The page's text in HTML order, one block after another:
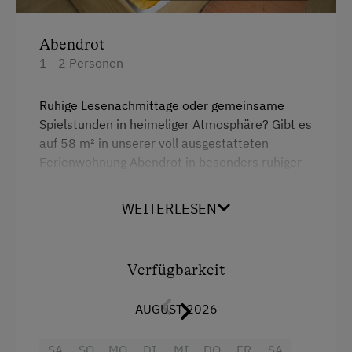
Doppelbett
Abendrot
1 - 2 Personen
Ruhige Lesenachmittage oder gemeinsame
Spielstunden in heimeliger Atmosphäre? Gibt es
auf 58 m² in unserer voll ausgestatteten
Ferienwohnung Abendrot in besonders ruhiger
Ein großes Schlafzimmer, Wohnküche, kleines
WEITERLESEN
Verfügbarkeit
AUGUST 2026